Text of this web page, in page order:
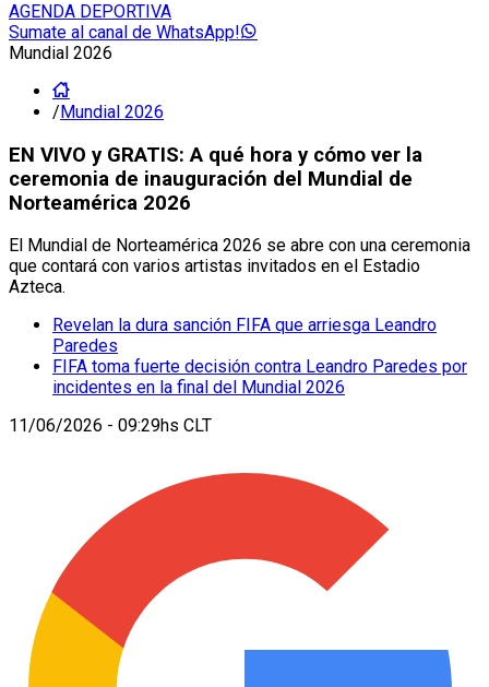
AGENDA DEPORTIVA
Sumate al canal de WhatsApp!
Mundial 2026
/Mundial 2026
EN VIVO y GRATIS: A qué hora y cómo ver la
ceremonia de inauguración del Mundial de
Norteamérica 2026
El Mundial de Norteamérica 2026 se abre con una ceremonia
que contará con varios artistas invitados en el Estadio
Azteca.
Revelan la dura sanción FIFA que arriesga Leandro
Paredes
FIFA toma fuerte decisión contra Leandro Paredes por
incidentes en la final del Mundial 2026
11/06/2026 - 09:29hs CLT